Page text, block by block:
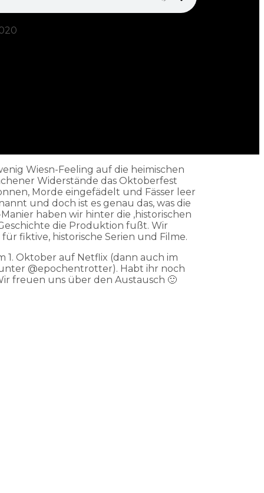
Wiesn-Feeling auf die heimischen
Widerstände das Oktoberfest
Morde eingefädelt und Fässer leer
und doch ist es genau das, was die
haben wir hinter die ‚historischen
die Produktion fußt. Wir
fiktive, historische Serien und Filme.
1. Oktober auf Netflix (dann auch im
@epochentrotter). Habt ihr noch
freuen uns über den Austausch 🙂